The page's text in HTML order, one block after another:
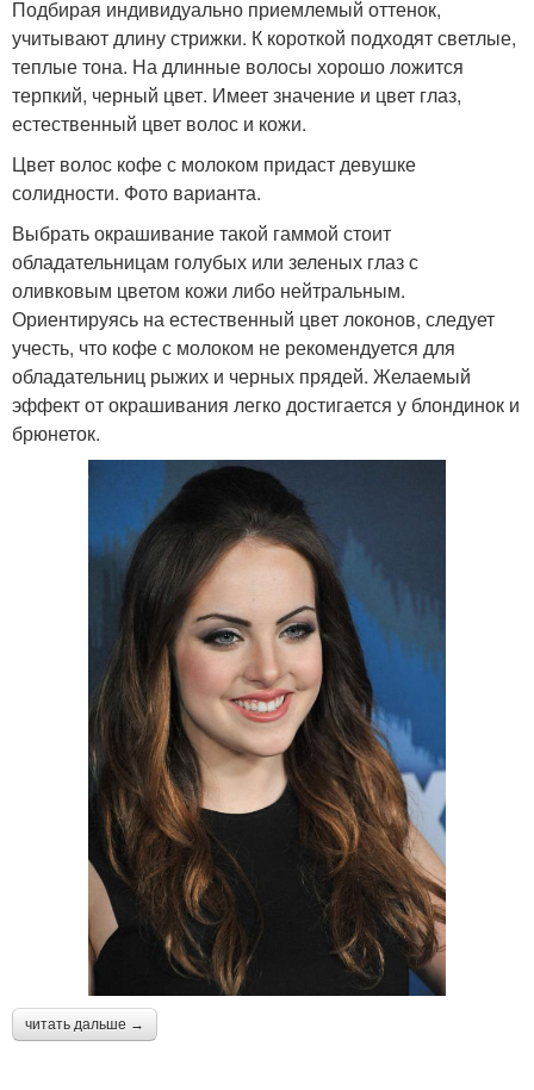
Подбирая индивидуально приемлемый оттенок,
учитывают длину стрижки. К короткой подходят светлые,
теплые тона. На длинные волосы хорошо ложится
терпкий, черный цвет. Имеет значение и цвет глаз,
естественный цвет волос и кожи.
Цвет волос кофе с молоком придаст девушке
солидности. Фото варианта.
Выбрать окрашивание такой гаммой стоит
обладательницам голубых или зеленых глаз с
оливковым цветом кожи либо нейтральным.
Ориентируясь на естественный цвет локонов, следует
учесть, что кофе с молоком не рекомендуется для
обладательниц рыжих и черных прядей. Желаемый
эффект от окрашивания легко достигается у блондинок и
брюнеток.
читать дальше →